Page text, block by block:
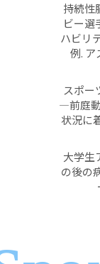
持続性
ビー選
ハビリ
例. ア
スポー
―前庭
状況に
大学生
の後の